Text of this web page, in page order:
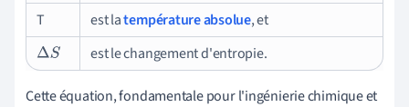
T
est latempérature absolue, et
ΔS est le changement d'entropie.
Cette équation, fondamentale pour l'ingénierie chimique et